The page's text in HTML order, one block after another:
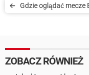
Gdzie oglądać mecze
ZOBACZ RÓWNIEŻ